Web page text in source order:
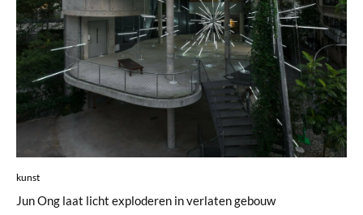
kunst
Jun Ong laat licht exploderen in verlaten gebouw